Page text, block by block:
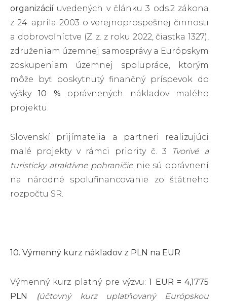
organizácií uvedených v článku 3 ods.2 zákona
z 24. apríla 2003 o verejnoprospešnej činnosti
a dobrovoľníctve (Z. z. z roku 2022, čiastka 1327),
združeniam územnej samosprávy a Európskym
zoskupeniam územnej spolupráce, ktorým
môže byť poskytnutý finančný príspevok do
výšky10 % oprávnených nákladov malého
projektu.
Slovenskí prijímatelia a partneri realizujúci
malé projekty v rámci priority č. 3
Tvorivé a
turisticky atraktívne pohraničie nie sú oprávnení
na národné spolufinancovanie zo štátneho
rozpočtu SR.
10. Výmenný kurz nákladov z PLN na EUR
Výmenný kurz platný pre výzvu:1 EUR = 4,1775
PLN
(účtovný kurz uplatňovaný Európskou